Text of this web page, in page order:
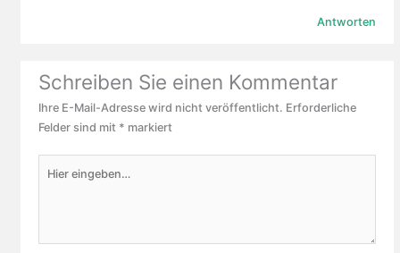
Antworten
Schreiben Sie einen Kommentar
Ihre E-Mail-Adresse wird nicht veröffentlicht. Erforderliche
Felder sind mit * markiert
eingeben…